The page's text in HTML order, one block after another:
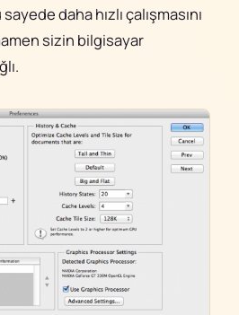
daha hızlı çalışmasını
sizin bilgisayar